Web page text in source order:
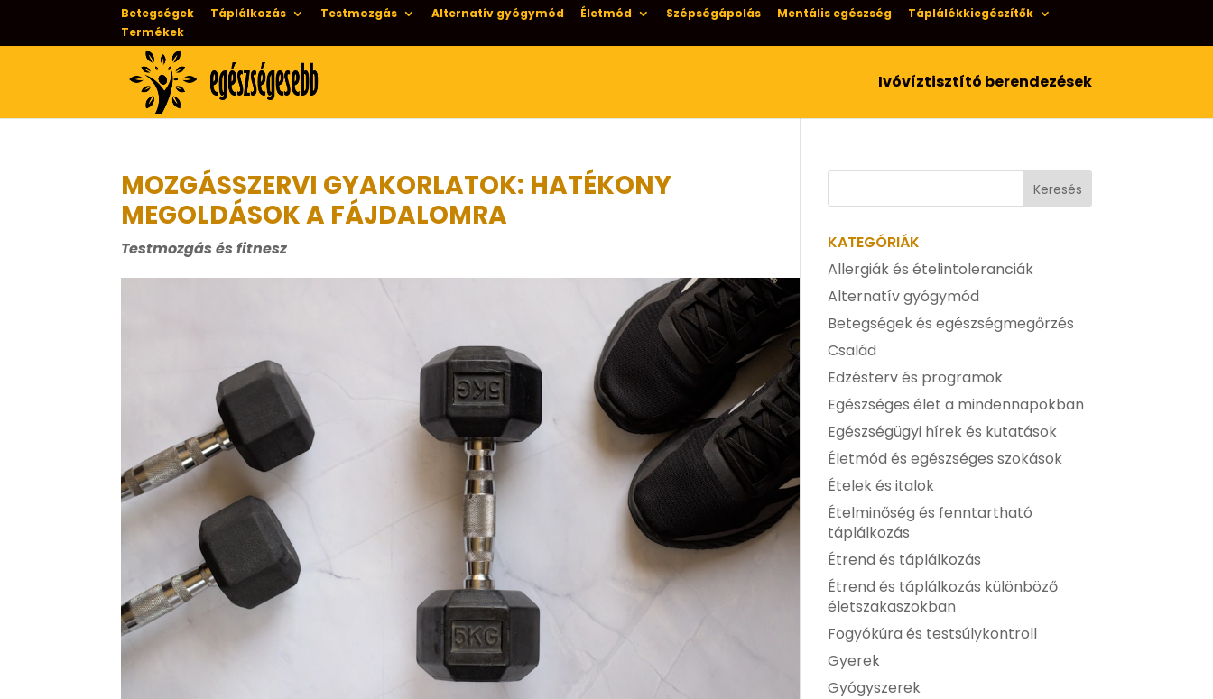
Betegségek Táplálkozás Testmozgás Alternatív gyógymód Életmód Szépségápolás Mentális egészség
Táplálékkiegészítők
Termékek
Ivóvíztisztító berendezések
MOZGÁSSZERVI GYAKORLATOK: HATÉKONY
MEGOLDÁSOK A FÁJDALOMRA
Testmozgás és fitnesz
KATEGÓRIÁK
Allergiák és ételintoleranciák
Alternatív gyógymód
Betegségek és egészségmegőrzés
Család
Edzésterv és programok
Egészséges élet a mindennapokban
Egészségügyi hírek és kutatások
Életmód és egészséges szokások
Ételek és italok
Ételminőség és fenntartható
táplálkozás
Étrend és táplálkozás
Étrend és táplálkozás különböző
életszakaszokban
Fogyókúra és testsúlykontroll
Gyerek
Gyógyszerek